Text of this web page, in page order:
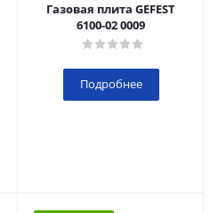
Газовая плита GEFEST
6100-02 0009
Подробнее